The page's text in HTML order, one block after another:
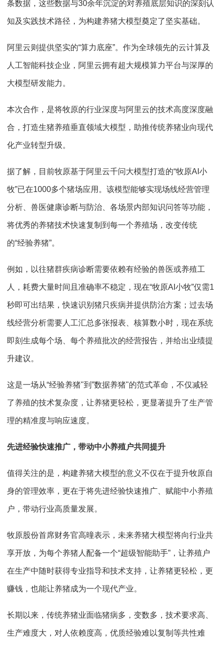
条数据，这些数据与30余年沉淀的对养殖底层知识的深刻认
知及实践技术路径，为构建养猪大模型奠定了坚实基础。
阿里云则提供坚实的“算力底座”。作为全球领先的云计算及
人工智能科技企业，阿里云拥有超大规模算力平台与深厚的
大模型研发能力。
本次合作，是将牧原的行业深度与阿里云的技术高度深度融
合，打造生猪养殖垂直领域大模型，助推传统养猪业向现代
化产业转型升级。
据了解，目前牧原基于阿里云千问大模型打造的“牧原AI小
牧”已在1000多个猪场应用。该模型能够实现场线经营管理
分析、兽医健康诊断与防治、各场景内部知识问答等功能，
将优秀的养猪技术快速复制到每一个养殖场，改变传统
的“经验养猪”。
例如，以往猪群疾病诊断需要依赖有经验的兽医或养殖工
人，耗费大量时间且准确率不稳定，现在“牧原AI小牧”仅需1
秒即可出结果，快速识别猪只疾病并提供防治方案；过去场
线经营分析需要人工汇总多张报表、核算数小时，现在系统
即刻生成每个场、每个养殖批次的经营报告，并给出业绩提
升建议。
这是一场从“经验养猪"到”数据养猪"的范式革命，不仅减轻
了养殖的技术复杂度，让养猪更轻松，更显著提升了生产管
理的精准度与响应速度。
先进经验快速推广，带动中小养殖户共同提升
值得关注的是，构建养猪大模型的意义不仅在于提升牧原自
身的管理效率，更在于将先进经验快速推广、赋能中小养殖
户，带动行业高质量发展。
牧原股份首席财务官高曈表示，未来养猪大模型将向行业共
享开放，为每个养猪人配备一个“超级智能助手”，让养殖户
在生产中随时获得专业指导和技术支持，让养猪更轻松，更
赚钱，也能让养猪成为一个现代产业。
长期以来，传统养猪业面临猪病多，变数多，技术要求高、
生产难度大，对人依赖度高，优质经验难以复制等共性难